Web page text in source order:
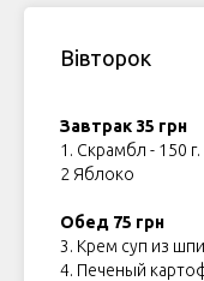
Вівторок
Завтрак 35 грн
1. Скрамбл - 150 г.
2 Яблоко
Обед 75 грн
3. Крем суп из
4. Печеный